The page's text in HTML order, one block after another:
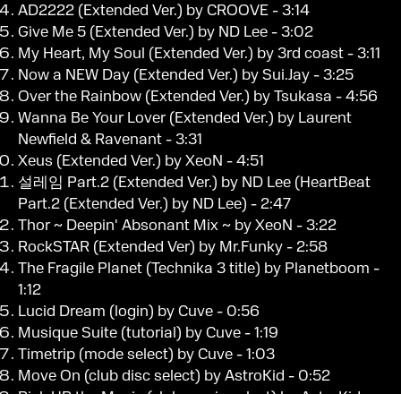
AD2222 (Extended Ver.) by CROOVE - 3:14
Give Me 5 (Extended Ver.) by ND Lee - 3:02
My Heart, My Soul (Extended Ver.) by 3rd coast - 3:11
Now a NEW Day (Extended Ver.) by Sui.Jay - 3:25
Over the Rainbow (Extended Ver.) by Tsukasa - 4:56
Wanna Be Your Lover (Extended Ver.) by Laurent
Newfield & Ravenant - 3:31
Xeus (Extended Ver.) by XeoN - 4:51
설레임 Part.2 (Extended Ver.) by ND Lee (HeartBeat
Part.2 (Extended Ver.) by ND Lee) - 2:47
Thor ~ Deepin' Absonant Mix ~ by XeoN - 3:22
RockSTAR (Extended Ver) by Mr.Funky - 2:58
The Fragile Planet (Technika 3 title) by Planetboom -
1:12
Lucid Dream (login) by Cuve - 0:56
Musique Suite (tutorial) by Cuve - 1:19
Timetrip (mode select) by Cuve - 1:03
Move On (club disc select) by AstroKid - 0:52